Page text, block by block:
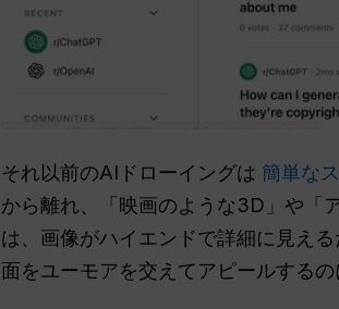
それ以前のAIドローイングは 簡単な
から離れ、「映画のような3D」や「
は、画像がハイエンドで詳細に見え
面をユーモアを交えてアピールする